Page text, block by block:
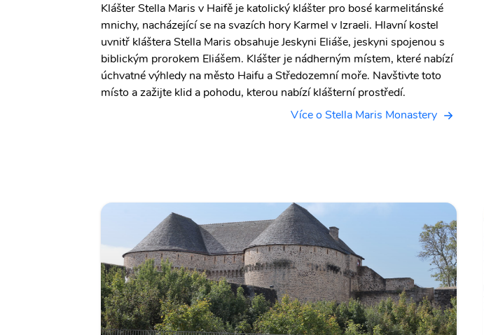
Klášter Stella Maris v Haifě je katolický klášter pro bosé karmelitánské
mnichy, nacházející se na svazích hory Karmel v Izraeli. Hlavní kostel
uvnitř kláštera Stella Maris obsahuje Jeskyni Eliáše, jeskyni spojenou s
biblickým prorokem Eliášem. Klášter je nádherným místem, které nabízí
úchvatné výhledy na město Haifu a Středozemní moře. Navštivte toto
místo a zažijte klid a pohodu, kterou nabízí klášterní prostředí.
Více o Stella Maris Monastery